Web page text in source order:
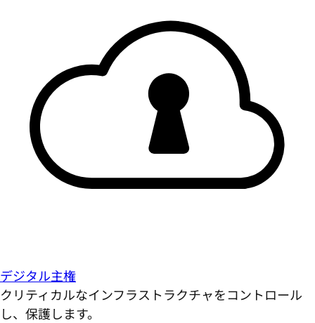
デジタル主権
クリティカルなインフラストラクチャをコントロール
し、保護します。